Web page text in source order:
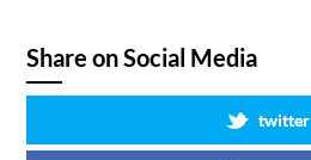
Share on Social Media
twitter